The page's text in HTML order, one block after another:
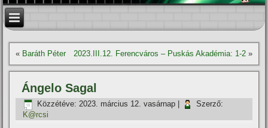
« Baráth Péter 2023.III.12. Ferencváros – Puskás Akadémia: 1-2»
Ángelo Sagal
Közzétéve: 2023. március 12. vasárnap
Szerző:
K@rcsi